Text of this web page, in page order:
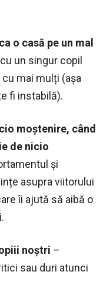
o casă pe un mal
un singur copil
mai mulți (așa
fi instabilă).
moștenire, când
de nicio
și
asupra viitorului
îi ajută să aibă o
noștri –
sau duri atunci